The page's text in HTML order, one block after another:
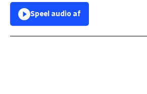
Speel audio af